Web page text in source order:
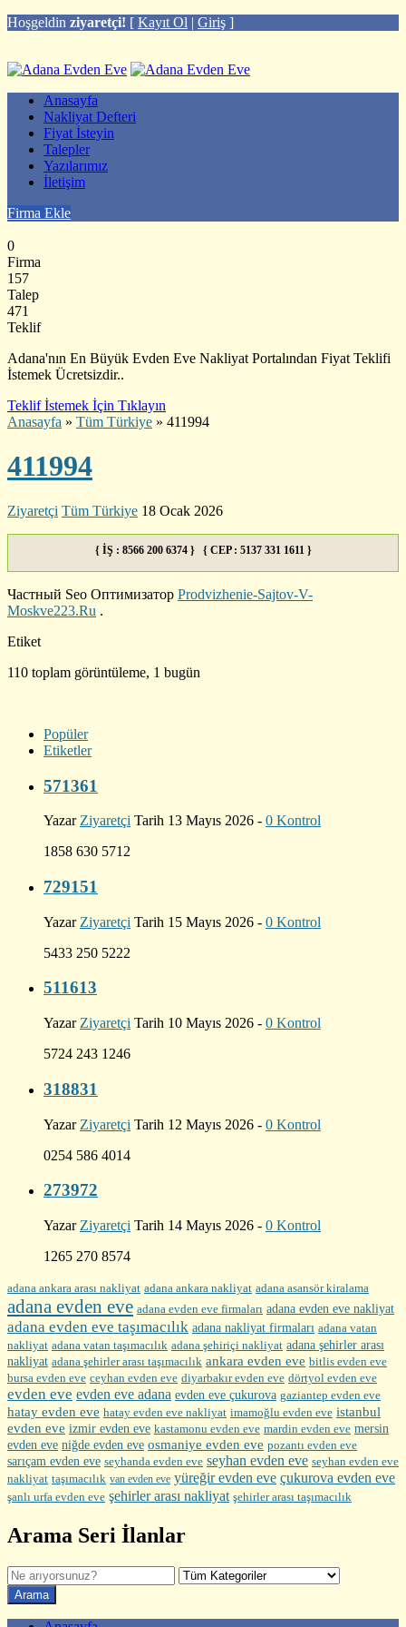
Hoşgeldin ziyaretçi! [ Kayıt Ol | Giriş ]
Anasayfa
Nakliyat Defteri
Fiyat İsteyin
Talepler
Yazılarımız
İletişim
Firma Ekle
0
Firma
157
Talep
471
Teklif
Adana'nın En Büyük Evden Eve Nakliyat Portalından Fiyat Teklifi
İstemek Ücretsizdir..
Teklif İstemek İçin Tıklayın
Anasayfa » Tüm Türkiye » 411994
411994
Ziyaretçi Tüm Türkiye 18 Ocak 2026
{ İŞ : 8566 200 6374 } { CEP : 5137 331 1611 }
Частный Seo Оптимизатор Prodvizhenie-Sajtov-V-
Moskve223.Ru .
Etiket
110 toplam görüntüleme, 1 bugün
Popüler
Etiketler
571361
Yazar Ziyaretçi Tarih 13 Mayıs 2026 - 0 Kontrol
1858 630 5712
729151
Yazar Ziyaretçi Tarih 15 Mayıs 2026 - 0 Kontrol
5433 250 5222
511613
Yazar Ziyaretçi Tarih 10 Mayıs 2026 - 0 Kontrol
5724 243 1246
318831
Yazar Ziyaretçi Tarih 12 Mayıs 2026 - 0 Kontrol
0254 586 4014
273972
Yazar Ziyaretçi Tarih 14 Mayıs 2026 - 0 Kontrol
1265 270 8574
adana ankara arası nakliyat adana ankara nakliyat adana asansör kiralama
adana evden eve adana evden eve firmaları adana evden eve nakliyat
adana evden eve taşımacılık adana nakliyat firmaları adana vatan
nakliyat adana vatan taşımacılık adana şehiriçi nakliyat adana şehirler arası
nakliyat adana şehirler arası taşımacılık ankara evden eve bitlis evden eve
bursa evden eve ceyhan evden eve diyarbakır evden eve dörtyol evden eve
evden eve evden eve adana evden eve çukurova gaziantep evden eve
hatay evden eve hatay evden eve nakliyat imamoğlu evden eve istanbul
evden eve izmir evden eve kastamonu evden eve mardin evden eve mersin
evden eve niğde evden eve osmaniye evden eve pozantı evden eve
sarıçam evden eve seyhanda evden eve seyhan evden eve seyhan evden eve
nakliyat taşımacılık van evden eve yüreğir evden eve çukurova evden eve
şanlı urfa evden eve şehirler arası nakliyat şehirler arası taşımacılık
Arama Seri İlanlar